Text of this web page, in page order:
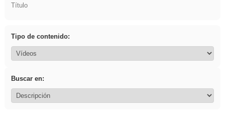
Título
Tipo de contenido:
Buscar en: